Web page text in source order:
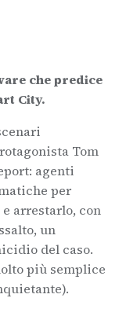
che predice
City.
Tom
agenti
per
arrestarlo, con
un
del caso.
più semplice